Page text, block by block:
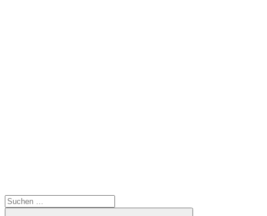
Suchen
nach: